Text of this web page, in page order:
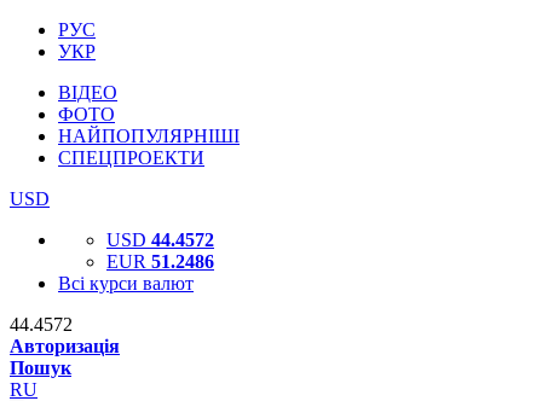
РУС
УКР
ВІДЕО
ФОТО
НАЙПОПУЛЯРНІШІ
СПЕЦПРОЕКТИ
USD
USD 44.4572
EUR 51.2486
Всі курси валют
44.4572
Авторизація
Пошук
RU